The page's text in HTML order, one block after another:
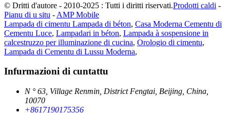
© Dritti d'autore - 2010-2025 : Tutti i diritti riservati.Prodotti caldi -
Pianu di u situ - AMP Mobile
Lampada di cimentu Lampada di béton, Casa Moderna Cementu di
Cementu Luce, Lampadari in béton, Lampada à sospensione in
calcestruzzo per illuminazione di cucina, Orologio di cimentu,
Lampada di Cementu di Lussu Moderna,
Infurmazioni di cuntattu
N ° 63, Village Renmin, District Fengtai, Beijing, China,
10070
+8617190175356